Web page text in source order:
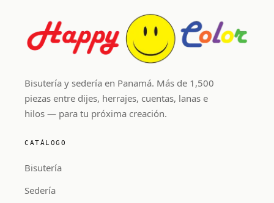
Bisutería y sedería en Panamá. Más de 1,500
piezas entre dijes, herrajes, cuentas, lanas e
hilos — para tu próxima creación.
CATÁLOGO
Bisutería
Sedería